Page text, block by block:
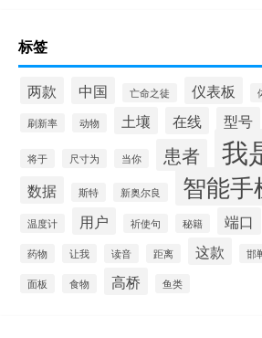
标签
两款 中国 亡命之徒 仪表板
刷新率 动物 土壤 在线 型号
将于 尺寸为 当你 患者 我
数据 斯特 新奥尔良 智能手
温度计 用户 祈使句 秘籍 端口
药物 让我 读音 距离 这款 邯
面板 食物 高桥 鱼类